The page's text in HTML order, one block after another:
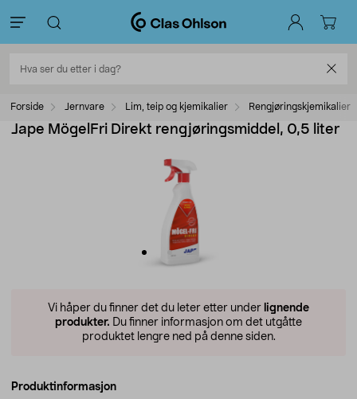
Forside Jernvare Lim, teip og kjemikalier Rengjøringskjemikalier
Jape MögelFri Direkt rengjøringsmiddel, 0,5 liter
Vi håper du finner det du leter etter under lignende
produkter. Du finner informasjon om det utgåtte
produktet lengre ned på denne siden.
Produktinformasjon